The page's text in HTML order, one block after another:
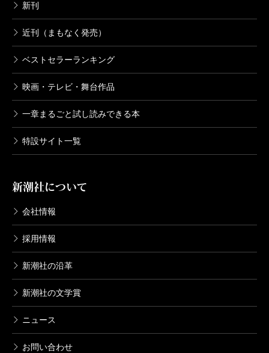
新刊
近刊（まもなく発売）
ベストセラーランキング
映画・テレビ・舞台作品
一章まるごと試し読みできる本
特設サイト一覧
新潮社について
会社情報
採用情報
新潮社の沿革
新潮社の文学賞
ニュース
お問い合わせ